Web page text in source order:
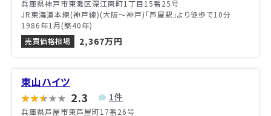
兵庫県神戸市東灘区深江南町1丁目15番25号
JR東海道本線(神戸線)(大阪～神戸)「芦屋駅」より徒歩で10分
1986年1月(築40年)
売買価格相場
2,367万円
東山ハイツ
2.3 1件
兵庫県芦屋市東芦屋町17番26号